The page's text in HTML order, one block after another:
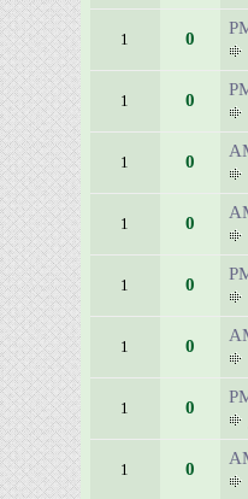
0
1
0
1
0
1
0
1
0
1
0
1
0
1
0
1